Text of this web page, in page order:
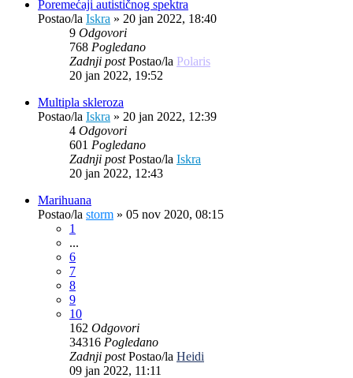
Poremećaji autističnog spektra
Postao/la Iskra » 20 jan 2022, 18:40
9 Odgovori
768 Pogledano
Zadnji postPostao/la Polaris
20 jan 2022, 19:52
Multipla skleroza
Postao/la Iskra » 20 jan 2022, 12:39
4 Odgovori
601 Pogledano
Zadnji postPostao/la Iskra
20 jan 2022, 12:43
Marihuana
Postao/la storm » 05 nov 2020, 08:15
1
...
6
7
8
9
10
162 Odgovori
34316 Pogledano
Zadnji postPostao/la Heidi
09 jan 2022, 11:11